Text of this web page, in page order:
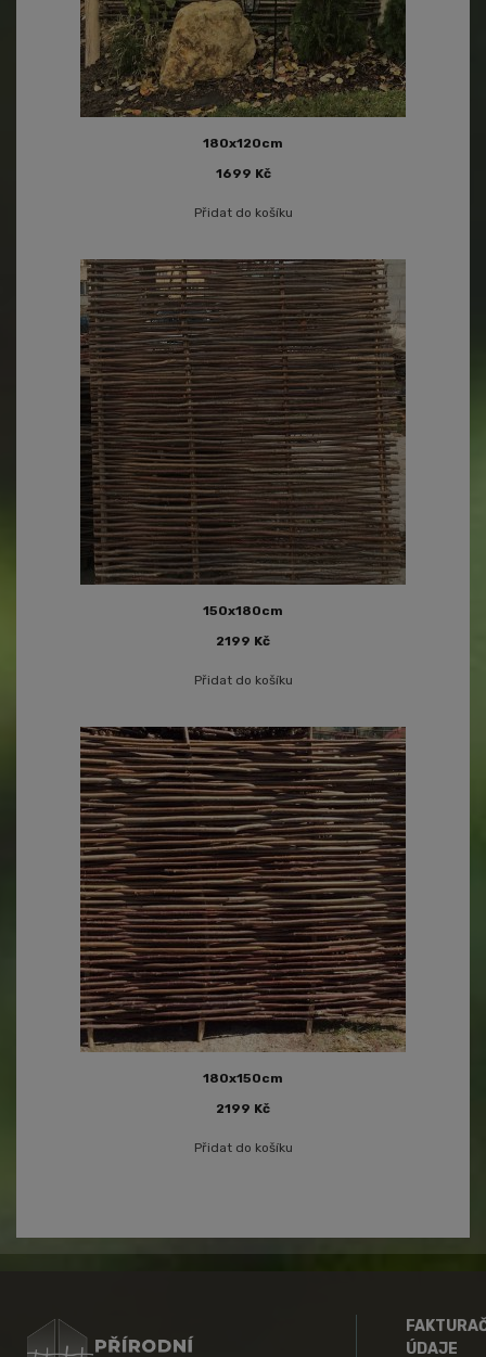
180x120cm
1699 Kč
Přidat do košíku
150x180cm
2199 Kč
Přidat do košíku
180x150cm
2199 Kč
Přidat do košíku
ÚDAJE